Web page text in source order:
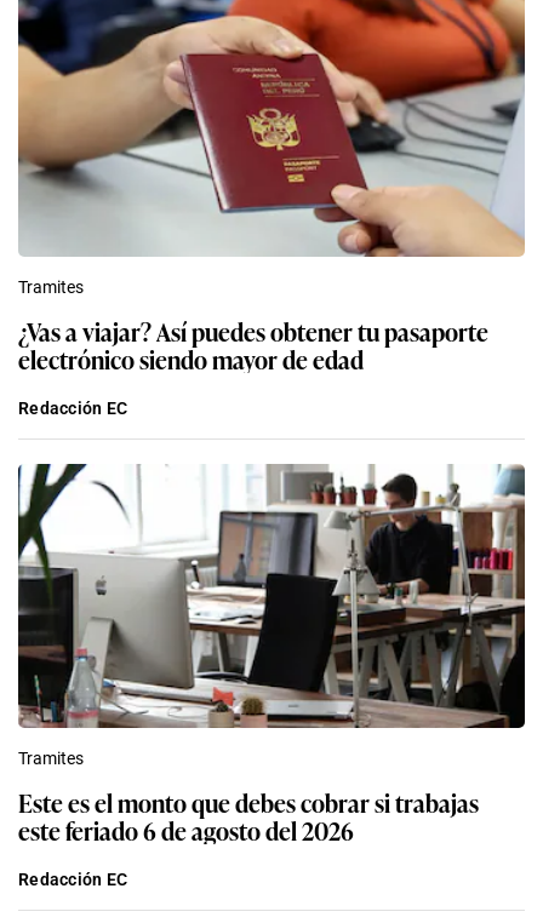
Tramites
¿Vas a viajar? Así puedes obtener tu pasaporte
electrónico siendo mayor de edad
Redacción EC
Tramites
Este es el monto que debes cobrar si trabajas
este feriado 6 de agosto del 2026
Redacción EC